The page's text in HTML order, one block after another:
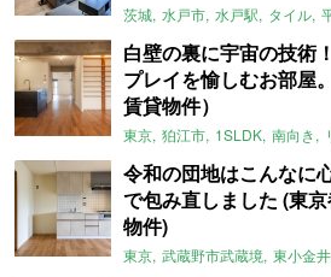
茨城 水戸市 水戸駅 タイル
白壁の裏に宇宙の技術
プレイを愉しむお部屋
賃貸物件）
東京 狛江市 1SLDK 南向き
令和の団地はこんなに
で包み直しました (東
物件)
東京 武蔵野市武蔵境 東小金井